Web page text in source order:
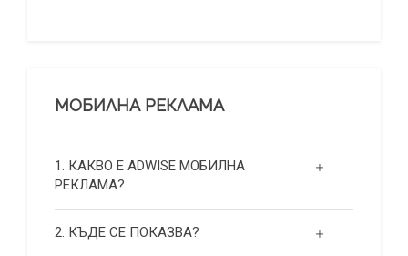
МОБИЛНА РЕКЛАМА
1. КАКВО Е ADWISE МОБИЛНА
РЕКЛАМА?
2. КЪДЕ СЕ ПОКАЗВА?